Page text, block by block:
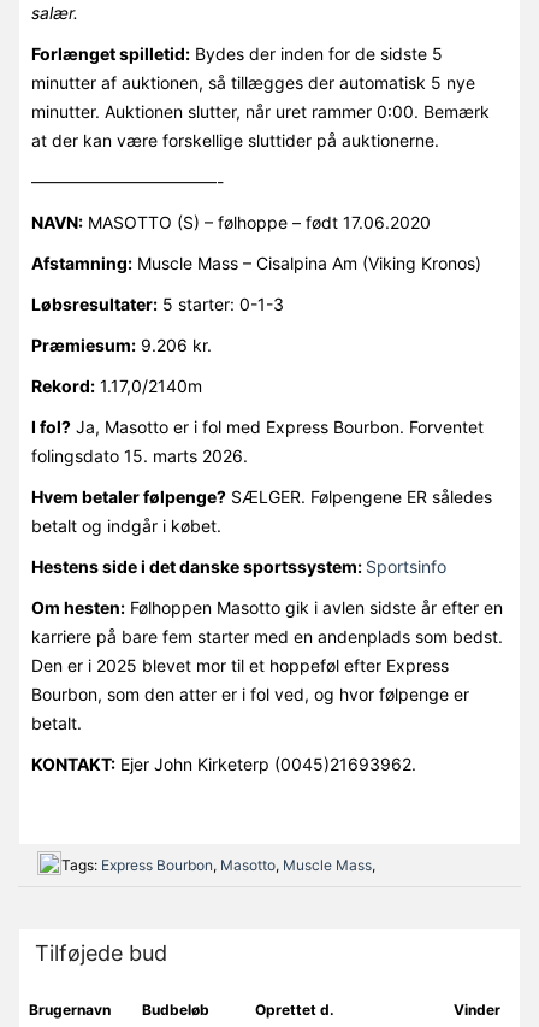
salær.
Forlænget spilletid:Bydes der inden for de sidste 5
minutter af auktionen, så tillægges der automatisk 5 nye
minutter. Auktionen slutter, når uret rammer 0:00. Bemærk
at der kan være forskellige sluttider på auktionerne.
———————————-
NAVN:MASOTTO (S) – følhoppe – født 17.06.2020
Afstamning:Muscle Mass – Cisalpina Am (Viking Kronos)
Løbsresultater:5 starter: 0-1-3
Præmiesum:9.206 kr.
Rekord:1.17,0/2140m
I fol?Ja, Masotto er i fol med Express Bourbon. Forventet
folingsdato 15. marts 2026.
Hvem betaler følpenge?SÆLGER. Følpengene ER således
betalt og indgår i købet.
Hestens side i det danske sportssystem: Sportsinfo
Om hesten:Følhoppen Masotto gik i avlen sidste år efter en
karriere på bare fem starter med en andenplads som bedst.
Den er i 2025 blevet mor til et hoppeføl efter Express
Bourbon, som den atter er i fol ved, og hvor følpenge er
betalt.
KONTAKT:Ejer John Kirketerp (0045)21693962.
Tags: Express Bourbon, Masotto, Muscle Mass,
Tilføjede bud
Brugernavn Budbeløb Oprettet d. Vinder